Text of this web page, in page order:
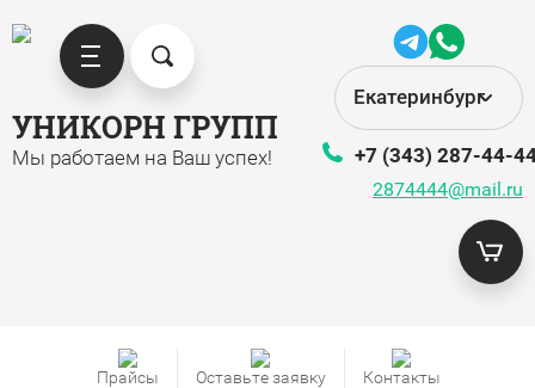
Прайсы Оставьте заявку Контакты
УНИКОРН ГРУПП
Мы работаем на Ваш успех!
Екатеринбург
+7 (343) 287-44-
2874444@mail.ru